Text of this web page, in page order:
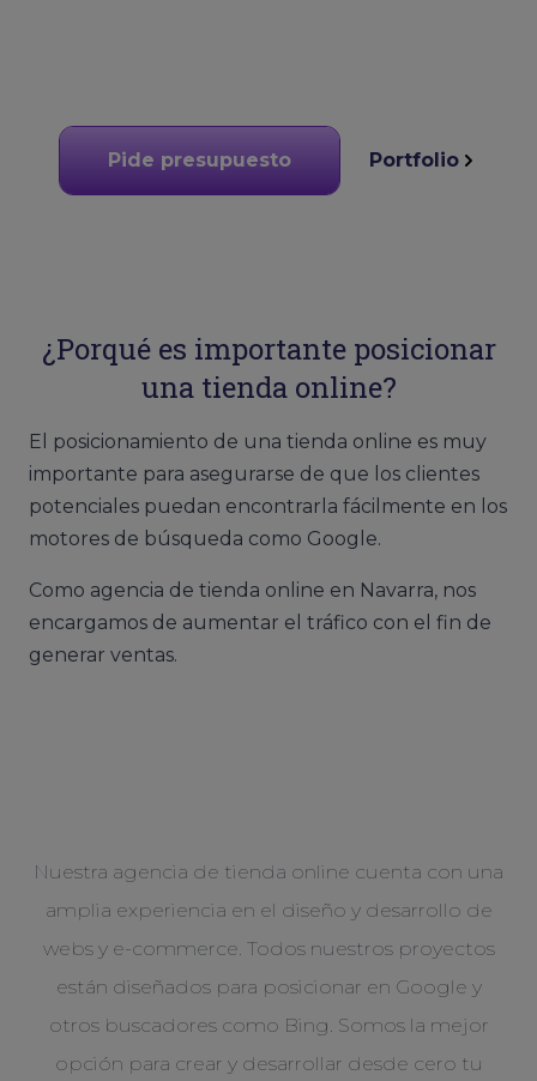
Pide presupuesto Portfolio
¿Porqué es importante posicionar
una tienda online?
El posicionamiento de una tienda online es muy
importante para asegurarse de que los clientes
potenciales puedan encontrarla fácilmente en los
motores de búsqueda como Google.
Como agencia de tienda online en Navarra, nos
encargamos de aumentar el tráfico con el fin de
generar ventas.
Nuestra agencia de tienda online cuenta con una
amplia experiencia en el diseño y desarrollo de
webs y e-commerce. Todos nuestros proyectos
están diseñados para posicionar en Google y
otros buscadores como Bing. Somos la mejor
opción para crear y desarrollar desde cero tu